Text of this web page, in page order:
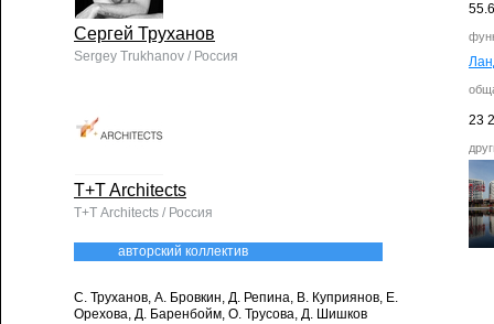
23
Сергей Труханов
Sergey Trukhanov / Россия
T+T Architects
Т+Т Architects / Россия
авторский коллектив
С. Труханов, А. Бровкин, Д. Репина, В. Куприянов, Е.
Орехова, Д. Баренбойм, О. Трусова, Д. Шишков